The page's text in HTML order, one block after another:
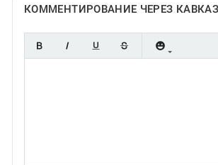
КОММЕНТИРОВАНИЕ ЧЕРЕЗ